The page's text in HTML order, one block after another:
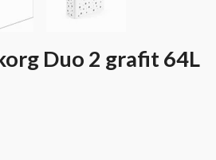
Duo 2 grafit 64L